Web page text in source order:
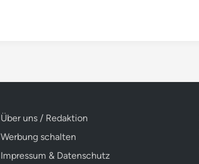
Über uns / Redaktion
Werbung schalten
Impressum & Datenschutz